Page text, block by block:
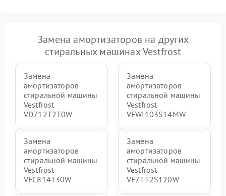
Замена амортизаторов на других
стиральных машинах Vestfrost
Замена
амортизаторов
стиральной машины
Vestfrost
VD712T2T0W
Замена
амортизаторов
стиральной машины
Vestfrost
VFWI103S14MW
Замена
амортизаторов
стиральной машины
Vestfrost
VFC814T30W
Замена
амортизаторов
стиральной машины
Vestfrost
VF7TT2S120W